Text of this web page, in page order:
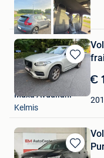
Amir Arab
Haacht
Bewaren
in
Mijn
Favorieten
€
Muxa Avdullahi
Kelmis
Bewaren